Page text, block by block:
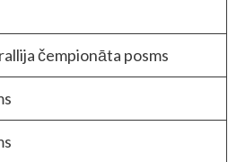
čempionāta posms